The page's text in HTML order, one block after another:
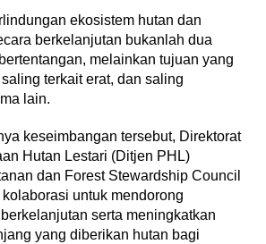
ekosistem hutan dan
berkelanjutan bukanlah dua
melainkan tujuan yang
terkait erat, dan saling
lain.
keseimbangan tersebut, Direktorat
Hutan Lestari (Ditjen PHL)
dan Forest Stewardship Council
untuk mendorong
serta meningkatkan
yang diberikan hutan bagi